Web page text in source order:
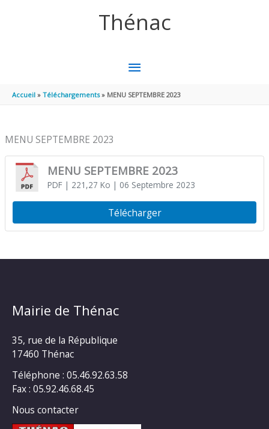
Thénac
MENU
PRINCIPAL
Accueil Téléchargements MENU SEPTEMBRE 2023
MENU SEPTEMBRE 2023
MENU SEPTEMBRE 2023
PDF| 221,27 Ko | 06 Septembre 2023
Télécharger
Mairie de Thénac
35, rue de la République
17460 Thénac
Téléphone : 05.46.92.63.58
Fax : 05.92.46.68.45
Nous contacter